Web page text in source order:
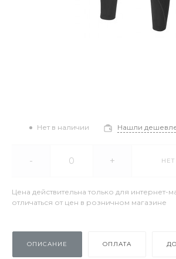
Нет в наличии Нашли
- +
Цена действительна только для интернет-
отличаться от цен в розничном магазине
ОПИСАНИЕ ОПЛАТА